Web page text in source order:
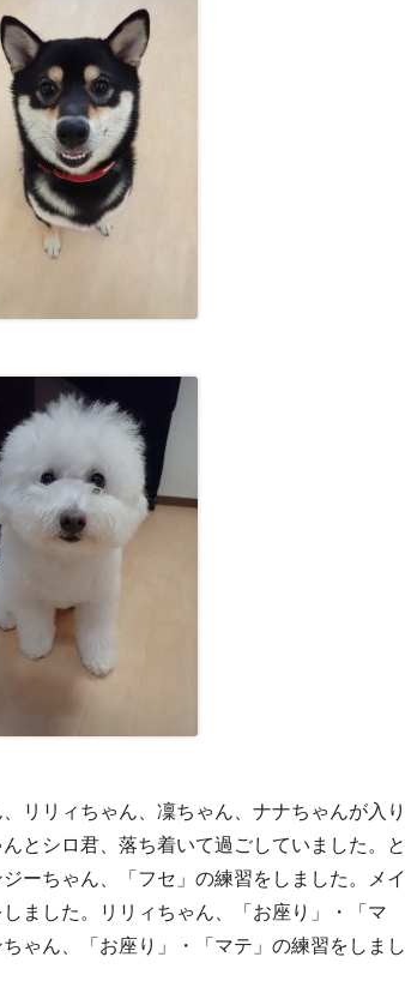
リリィちゃん、凜ちゃん、ナナちゃんが入り
とシロ君、落ち着いて過ごしていました。と
ーちゃん、「フセ」の練習をしました。メイ
ました。リリィちゃん、「お座り」・「マ
ゃん、「お座り」・「マテ」の練習をしまし